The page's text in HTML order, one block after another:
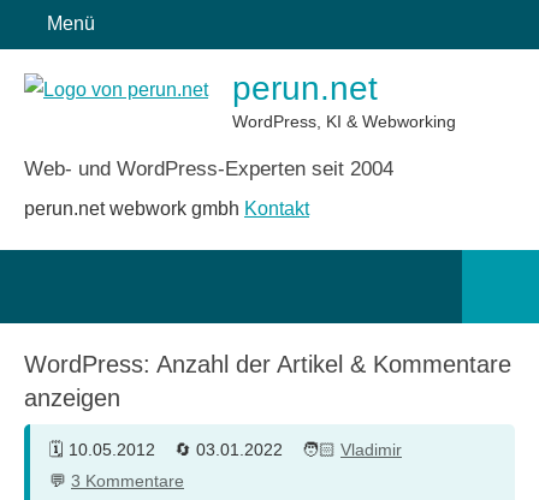
Inhalt
springen
Menü
perun.net
WordPress, KI & Webworking
Web- und WordPress-Experten seit 2004
perun.net webwork gmbh Kontakt
WordPress: Anzahl der Artikel & Kommentare
anzeigen
10.05.2012 03.01.2022
Vladimir
3 Kommentare